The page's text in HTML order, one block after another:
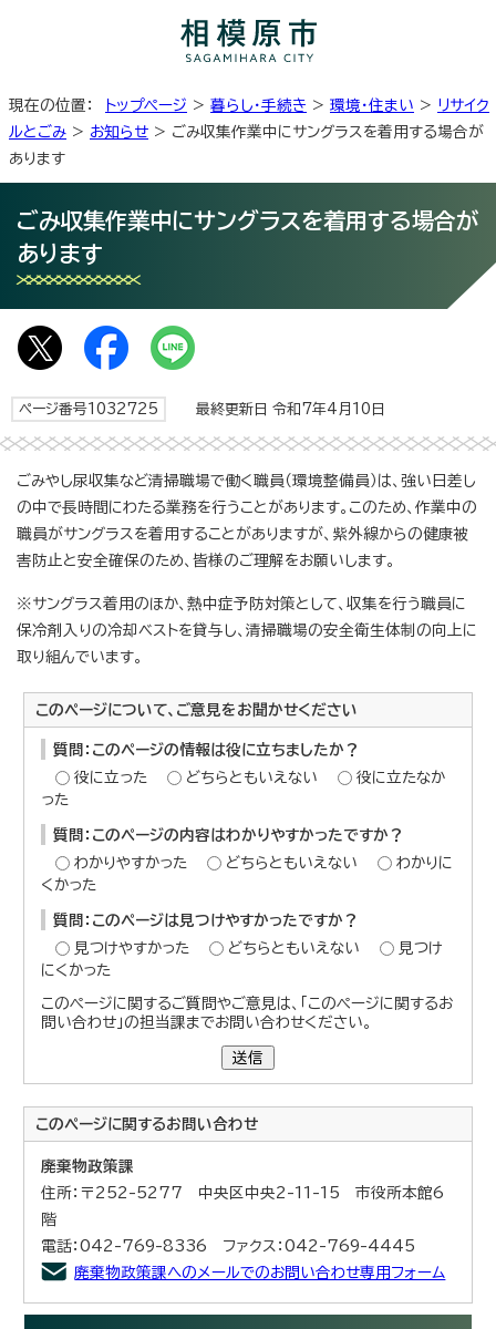
現在の位置： トップページ > 暮らし・手続き > 環境・住まい > リサイク
ルとごみ > お知らせ > ごみ収集作業中にサングラスを着用する場合が
あります
ごみ収集作業中にサングラスを着用する場合が
あります
ページ番号1032725 最終更新日 令和7年4月10日
ごみやし尿収集など清掃職場で働く職員（環境整備員）は、強い日差し
の中で長時間にわたる業務を行うことがあります。このため、作業中の
職員がサングラスを着用することがありますが、紫外線からの健康被
害防止と安全確保のため、皆様のご理解をお願いします。
※サングラス着用のほか、熱中症予防対策として、収集を行う職員に
保冷剤入りの冷却ベストを貸与し、清掃職場の安全衛生体制の向上に
取り組んでいます。
このページについて、ご意見をお聞かせください
質問：このページの情報は役に立ちましたか？
役に立った
どちらともいえない
役に立たなか
った
質問：このページの内容はわかりやすかったですか？
わかりやすかった
どちらともいえない
わかりに
くかった
質問：このページは見つけやすかったですか？
見つけやすかった
どちらともいえない
見つけ
にくかった
このページに関するご質問やご意見は、「このページに関するお
問い合わせ」の担当課までお問い合わせください。
送信
このページに関するお問い合わせ
廃棄物政策課
住所：〒252-5277 中央区中央2-11-15 市役所本館6
階
電話：042-769-8336 ファクス：042-769-4445
廃棄物政策課へのメールでのお問い合わせ専用フォーム